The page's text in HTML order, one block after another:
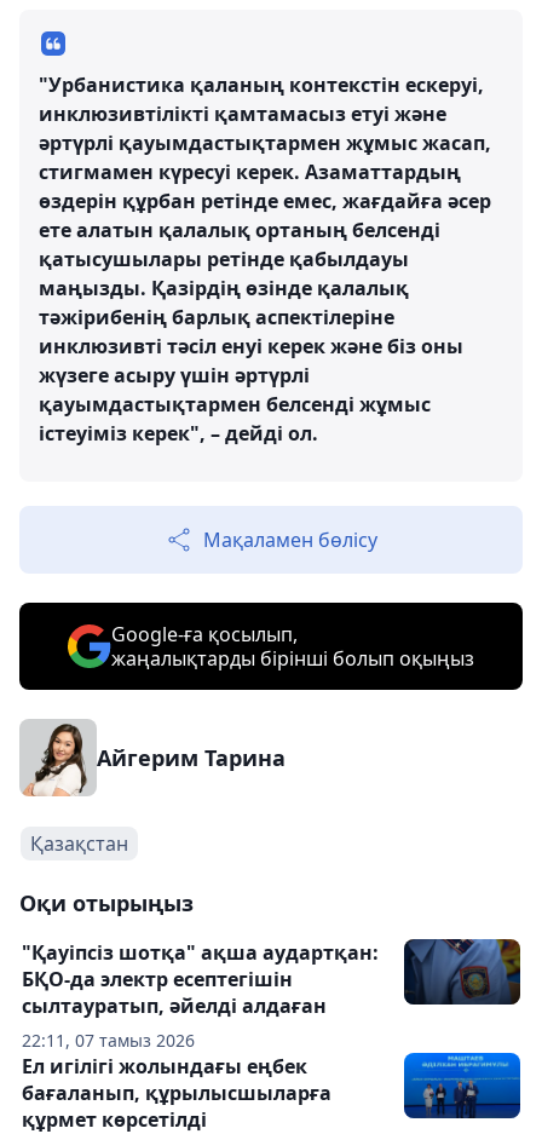
"Урбанистика қаланың контекстін ескеруі,
инклюзивтілікті қамтамасыз етуі және
әртүрлі қауымдастықтармен жұмыс жасап,
стигмамен күресуі керек. Азаматтардың
өздерін құрбан ретінде емес, жағдайға әсер
ете алатын қалалық ортаның белсенді
қатысушылары ретінде қабылдауы
маңызды. Қазірдің өзінде қалалық
тәжірибенің барлық аспектілеріне
инклюзивті тәсіл енуі керек және біз оны
жүзеге асыру үшін әртүрлі
қауымдастықтармен белсенді жұмыс
істеуіміз керек", – дейді ол.
Мақаламен бөлісу
Google-ға қосылып,
жаңалықтарды бірінші болып оқыңыз
Айгерим Тарина
Қазақстан
Оқи отырыңыз
22:11, 07 тамыз 2026
"Қауіпсіз шотқа" ақша аудартқан:
БҚО-да электр есептегішін
сылтауратып, әйелді алдаған
Ел игілігі жолындағы еңбек
бағаланып, құрылысшыларға
құрмет көрсетілді